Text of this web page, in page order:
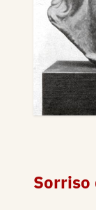
Sorriso